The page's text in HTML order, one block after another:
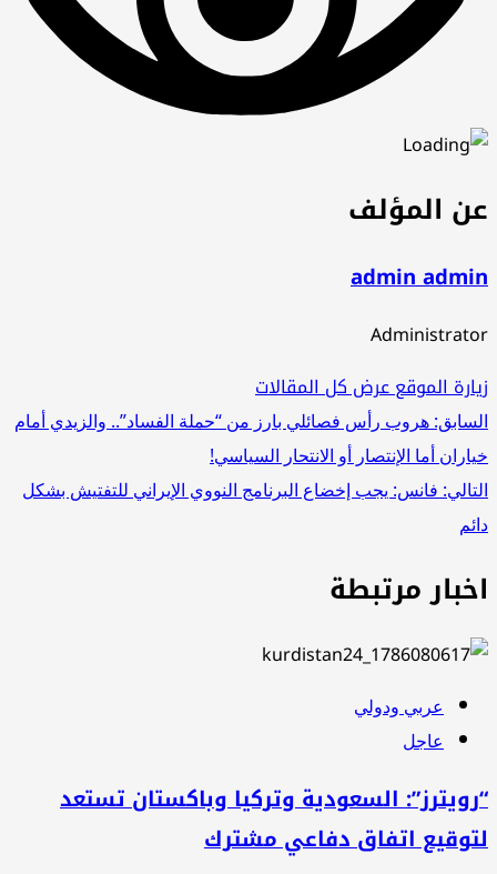
عن المؤلف
admin admin
Administrator
زيارة الموقععرض كل المقالات
تصفّح
المقالات
السابق: هروب رأس فصائلي بارز من “حملة الفساد”.. والزيدي أمام
خياران أما الإنتصار أو الانتحار السياسي!
التالي: فانس: يجب إخضاع البرنامج النووي الإيراني للتفتيش بشكل
دائم
اخبار مرتبطة
عربي ودولي
عاجل
“رويترز”: السعودية وتركيا وباكستان تستعد
لتوقيع اتفاق دفاعي مشترك